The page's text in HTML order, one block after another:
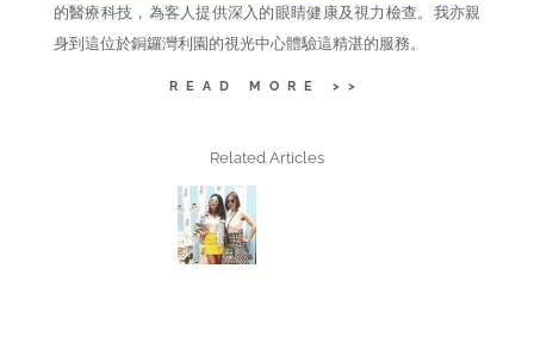
的醫療科技，為客人提供深入的眼睛健康及視力檢查。我亦親
身到這位於銅鑼灣利園的視光中心體驗這精湛的服務。
READ MORE >>
Related Articles